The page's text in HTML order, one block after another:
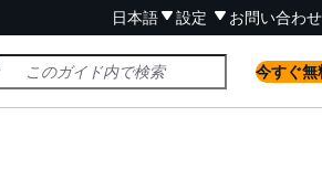
日本語 設定 お問い合わせ
今すぐ